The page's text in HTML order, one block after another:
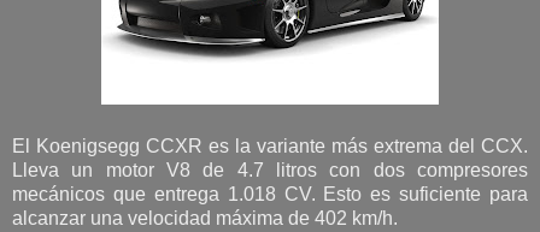
El Koenigsegg CCXR es la variante más extrema del CCX.
Lleva un motor V8 de 4.7 litros con dos compresores
mecánicos que entrega 1.018 CV. Esto es suficiente para
alcanzar una velocidad máxima de 402 km/h.